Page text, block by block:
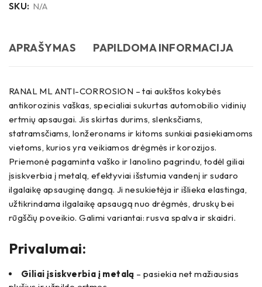
SKU: N/A
APRAŠYMAS PAPILDOMA INFORMACIJA
RANAL ML ANTI-CORROSION – tai aukštos kokybės
antikorozinis vaškas, specialiai sukurtas automobilio vidinių
ertmių apsaugai. Jis skirtas durims, slenksčiams,
statramsčiams, lonžeronams ir kitoms sunkiai pasiekiamoms
vietoms, kurios yra veikiamos drėgmės ir korozijos.
Priemonė pagaminta vaško ir lanolino pagrindu, todėl giliai
įsiskverbia į metalą, efektyviai išstumia vandenį ir sudaro
ilgalaikę apsauginę dangą. Ji nesukietėja ir išlieka elastinga,
užtikrindama ilgalaikę apsaugą nuo drėgmės, druskų bei
rūgščių poveikio. Galimi variantai: rusva spalva ir skaidri.
Privalumai:
Giliai įsiskverbia į metalą – pasiekia net mažiausias